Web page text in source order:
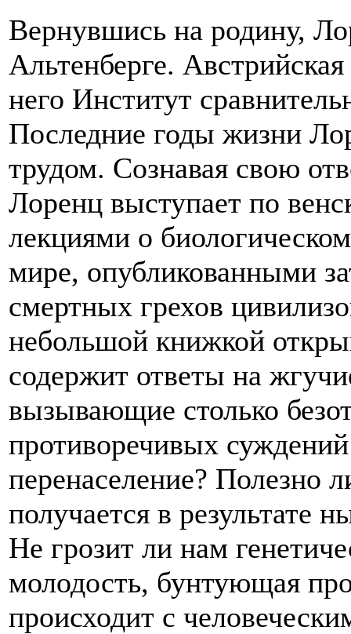
Вернувшись на родину,
Альтенберге.
него Институт
Последние годы жизни
трудом. Сознавая свою
Лоренц выступает по
лекциями о
мире, опубликованными
смертных грехов
небольшой книжкой
содержит ответы на
вызывающие столько
противоречивых
перенаселение? Полезно
получается в результате
Не грозит ли нам
молодость, бунтующая
происходит с